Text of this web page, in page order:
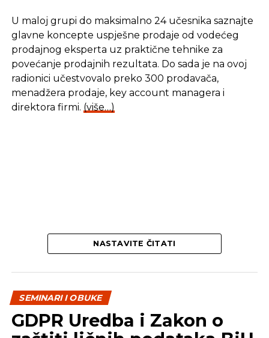
Izvor: Kurgan.ba
SLIČNE TEME: SEMINAR
SLEDEĆI
Besplatan kurs “‘Internet marketing”
NE PROPUSTITE
prodajnog eksperta uz praktične tehnike za
povećanje prodajnih rezultata. Do sada je na ovoj
radionici učestvovalo preko 300 prodavača,
menadžera prodaje, key account managera i
direktora firmi.(više…)
SEMINARI I OBUKE
GDPR Uredba i Zakon o
zaštiti ličnih podataka BiH